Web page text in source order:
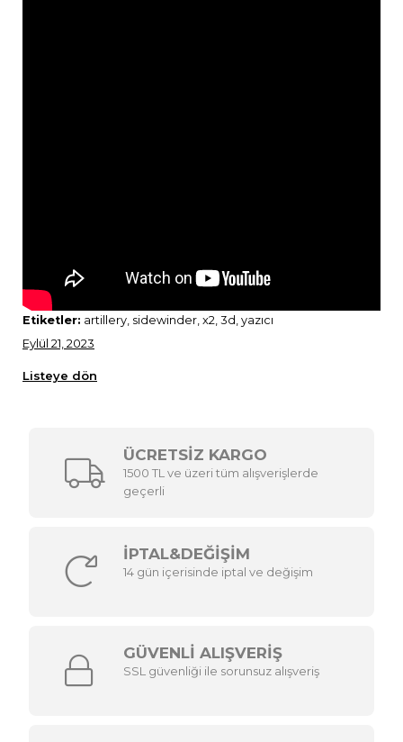
Etiketler: artillery, sidewinder, x2, 3d, yazıcı
Eylül 21, 2023
Listeye dön
ÜCRETSİZ KARGO
1500 TL ve üzeri tüm alışverişlerde
geçerli
İPTAL&DEĞİŞİM
14 gün içerisinde iptal ve değişim
GÜVENLİ ALIŞVERİŞ
SSL güvenliği ile sorunsuz alışveriş